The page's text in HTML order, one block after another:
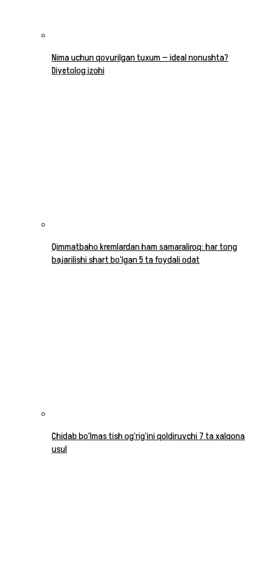
Nima uchun qovurilgan tuxum — ideal nonushta?
Diyetolog izohi
Qimmatbaho kremlardan ham samaraliroq: har tong
bajarilishi shart bo‘lgan 5 ta foydali odat
Chidab bo‘lmas tish og‘rig‘ini qoldiruvchi 7 ta xalqona
usul